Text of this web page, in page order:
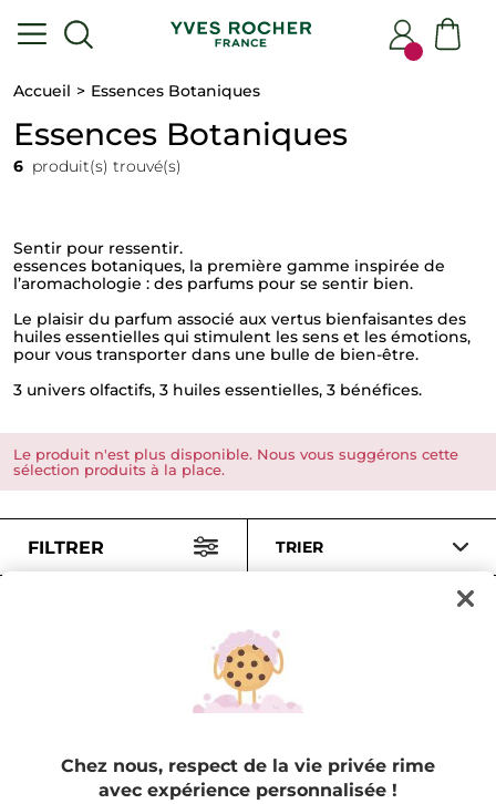
Accueil Essences Botaniques
Essences Botaniques
6 produit(s) trouvé(s)
Sentir pour ressentir. ​
essences botaniques, la première gamme inspirée de
l’aromachologie : des parfums pour se sentir bien.​
​Le plaisir du parfum associé aux vertus bienfaisantes des
huiles essentielles qui stimulent les sens et les émotions,
pour vous transporter dans une bulle de bien-être. ​
​3 univers olfactifs, 3 huiles essentielles, 3 bénéfices.​
Le produit n'est plus disponible. Nous vous suggérons cette
sélection produits à la place.
FILTRER TRIER
Eau de Parfum - Calme
-20%
Eau de Parfum -
Tendres Instants
Chez nous, respect de la vie privée rime
avec expérience personnalisée !